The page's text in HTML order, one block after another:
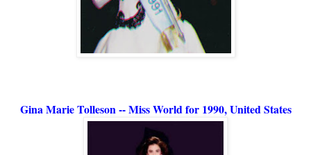
Gina Marie Tolleson -- Miss World for 1990, United States